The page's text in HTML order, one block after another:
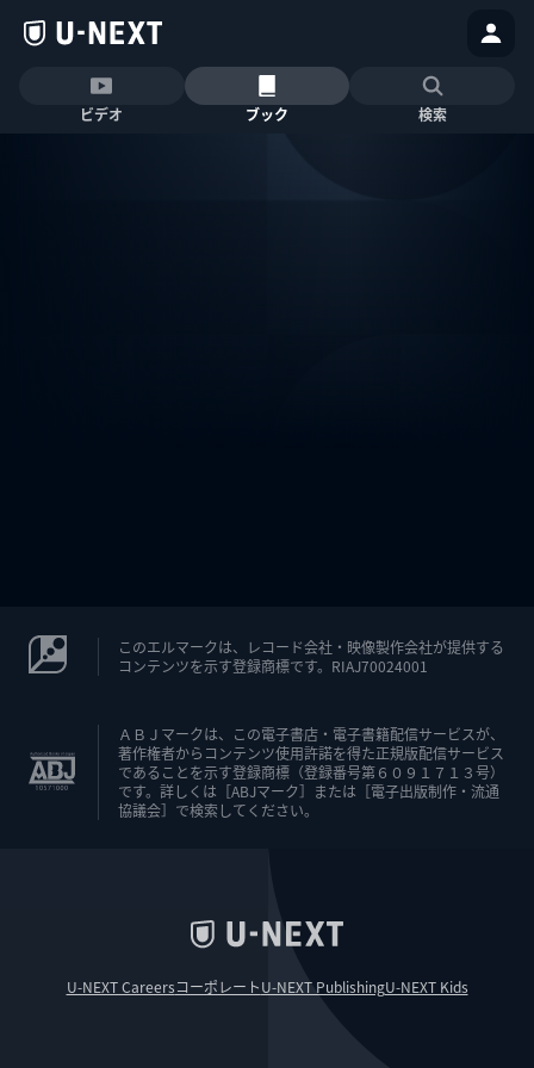
ビデオ ブック 検索
このエルマークは、レコード会社・映像製作会社が提供する
コンテンツを示す登録商標です。RIAJ70024001
ＡＢＪマークは、この電子書店・電子書籍配信サービスが、
著作権者からコンテンツ使用許諾を得た正規版配信サービス
であることを示す登録商標（登録番号第６０９１７１３号）
です。詳しくは［ABJマーク］または［電子出版制作・流通
協議会］で検索してください。
U-NEXT CareersコーポレートU-NEXT PublishingU-NEXT Kids